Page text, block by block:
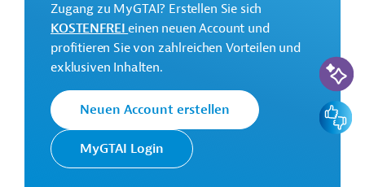
GTAI informiert über dieWeltbankgruppe
Schwerpunkte, Regularien und praktische Hinweise zur
Geschäftsanbahnung.
30 Millionen US-Dollar
Geberbeitrag:
30 Millionen US-Dollar (IDA, Zuschuss; beantragt)
Zugang zu MyGTAI? Erstellen Sie sich
KOSTENFREIeinen neuen Account und
profitieren Sie von zahlreichen Vorteilen und
exklusiven Inhalten.
Neuen Account erstellen
MyGTAI Login
KI-